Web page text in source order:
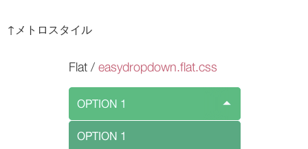
↑メトロスタイル